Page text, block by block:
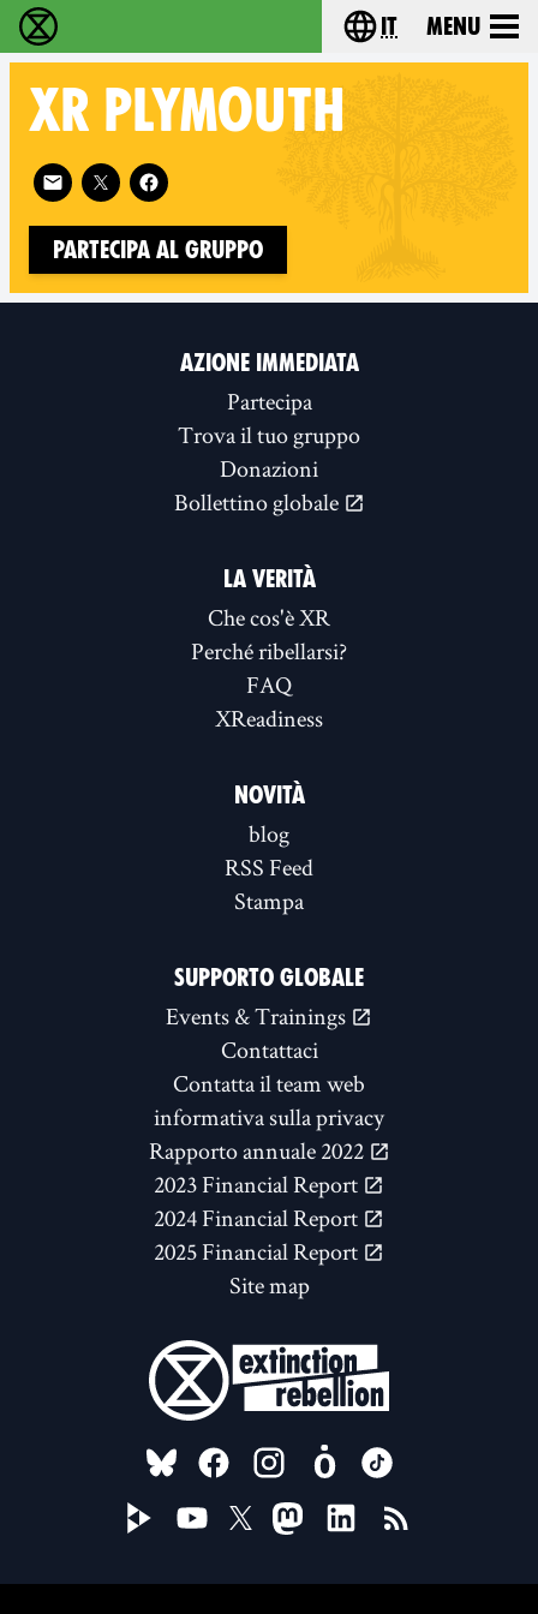
Extinction Rebellion - Home Choose your
it Menu
XR PLYMOUTH
Follow XR Plymouth on
Partecipa al gruppo
AZIONE IMMEDIATA
Partecipa
Trova il tuo gruppo
Donazioni
Bollettino globale
LA VERITÀ
Che cos'è XR
Perché ribellarsi?
FAQ
XReadiness
NOVITÀ
blog
RSS Feed
Stampa
SUPPORTO GLOBALE
Events & Trainings
Contattaci
Contatta il team web
informativa sulla privacy
Rapporto annuale 2022
2023 Financial Report
2024 Financial Report
2025 Financial Report
Site map
FOLLOW US ON